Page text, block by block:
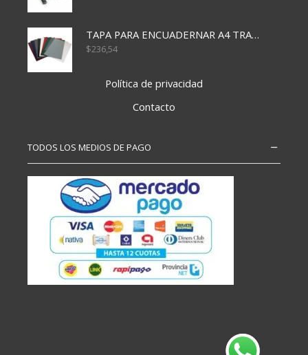
TAPA PARA ENCUADERNAR A4 TRANSP x50x500
$236,54
Política de privacidad
Contacto
TODOS LOS MEDIOS DE PAGO